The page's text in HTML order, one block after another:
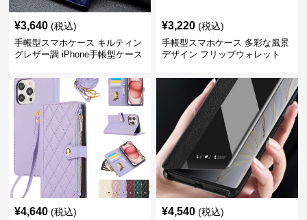
¥3,640 (税込)
手帳型スマホケース キルティン
グレザー調 iPhone手帳型ケース
¥3,220 (税込)
手帳型スマホケース 多彩な風景
デザイン フリップウォレット
¥4,640 (税込) ¥4,540 (税込)